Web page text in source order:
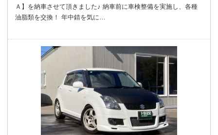
Ａ】を納車させて頂きました♪ 納車前に車検整備を実施し、各種
油脂類を交換！ 年中錆を気に…